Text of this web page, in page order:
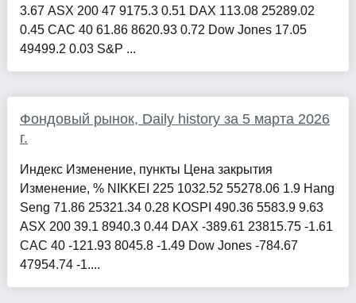
3.67 ASX 200 47 9175.3 0.51 DAX 113.08 25289.02
0.45 CAC 40 61.86 8620.93 0.72 Dow Jones 17.05
49499.2 0.03 S&P ...
Фондовый рынок, Daily history за 5 марта 2026
г.
Индекс Изменение, пункты Цена закрытия
Изменение, % NIKKEI 225 1032.52 55278.06 1.9 Hang
Seng 71.86 25321.34 0.28 KOSPI 490.36 5583.9 9.63
ASX 200 39.1 8940.3 0.44 DAX -389.61 23815.75 -1.61
CAC 40 -121.93 8045.8 -1.49 Dow Jones -784.67
47954.74 -1....